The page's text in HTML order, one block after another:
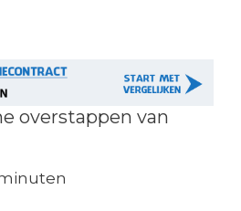
overstappen van